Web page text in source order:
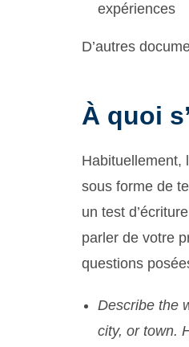
expériences
D’autres
À quoi
Habituellement,
sous forme de
un test
parler de votre
questions
Describe the
city, or town.